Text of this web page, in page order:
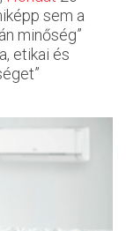
sem a
minőség”
etikai és